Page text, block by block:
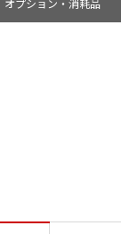
オプション・消耗品